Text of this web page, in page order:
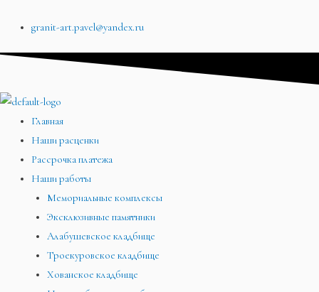
granit-art.pavel@yandex.ru
Главная
Наши расценки
Рассрочка платежа
Наши работы
Мемориальные комплексы
Эксклюзивные памятники
Алабушевское кладбище
Троекуровское кладбище
Хованское кладбище